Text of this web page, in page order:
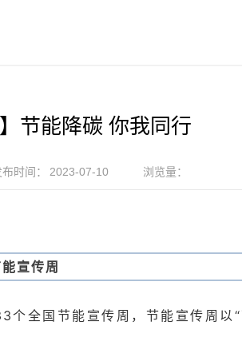
节能降碳 你我同行
布时间： 2023-07-10 浏览量：
能宣传周
全国节能宣传周，节能宣传周以“